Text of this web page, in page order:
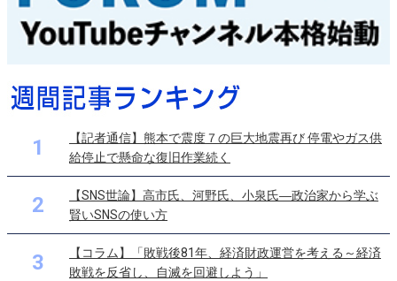
1
【記者通信】熊本で震度７の巨大地震再び 停電やガス供
給停止で懸命な復旧作業続く
2
【SNS世論】高市氏、河野氏、小泉氏―政治家から学ぶ
賢いSNSの使い方
3
【コラム】「敗戦後81年、経済財政運営を考える～経済
敗戦を反省し、自滅を回避しよう」